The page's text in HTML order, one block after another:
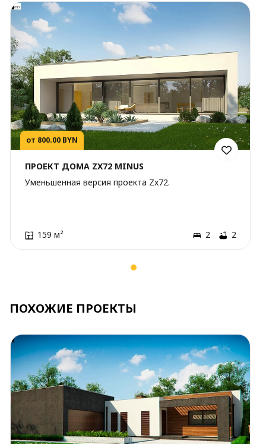
от 800.00 BYN
ПРОЕКТ ДОМА ZX72 MINUS
Уменьшенная версия проекта Zx72.
159 м² 2 2
ПОХОЖИЕ ПРОЕКТЫ